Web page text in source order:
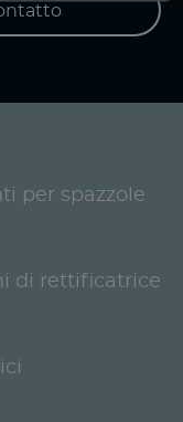
per spazzole
di rettificatrice